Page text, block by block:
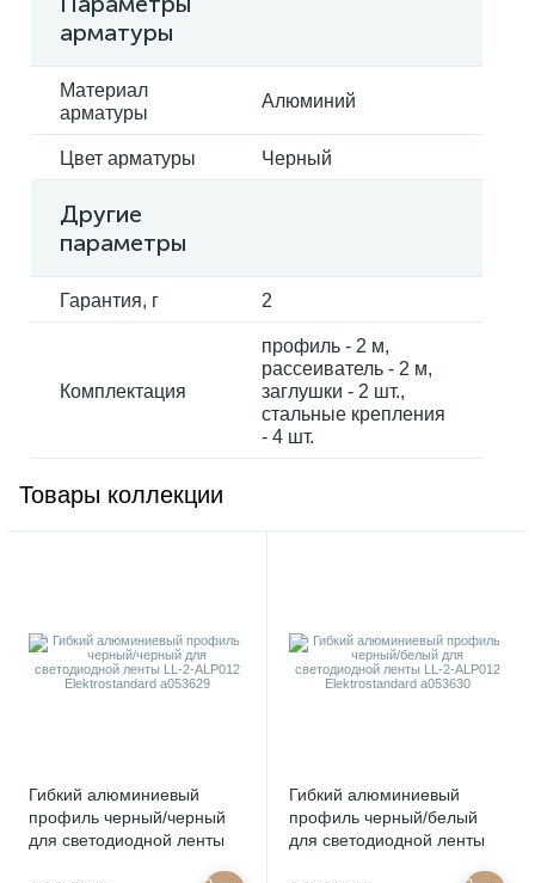
арматуры
Материал
арматуры
Алюминий
Цвет арматуры Черный
Другие
параметры
Гарантия, г 2
Комплектация
профиль - 2 м,
рассеиватель - 2 м,
заглушки - 2 шт.,
стальные крепления
- 4 шт.
Товары коллекции
Гибкий алюминиевый
профиль черный/черный
для светодиодной ленты
Гибкий алюминиевый
профиль черный/белый
для светодиодной ленты